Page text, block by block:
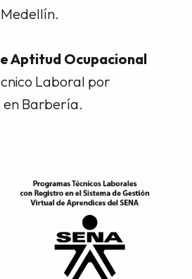
Aptitud Ocupacional
Laboral por
en Barbería.